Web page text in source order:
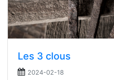
Les 3 clous
2024-02-18